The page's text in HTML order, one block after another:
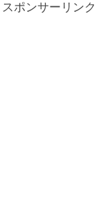
スポンサーリンク